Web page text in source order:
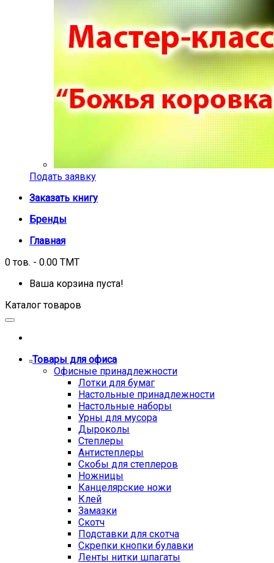
Подать заявку
Заказать книгу
Бренды
Главная
0 тов. - 0.00 TMT
Ваша корзина пуста!
Каталог товаров
Товары для офиса
Офисные принадлежности
Лотки для бумаг
Настольные принадлежности
Настольные наборы
Урны для мусора
Дыроколы
Степлеры
Антистеплеры
Скобы для степлеров
Ножницы
Канцелярские ножи
Клей
Замазки
Скотч
Подставки для скотча
Скрепки кнопки булавки
Ленты нитки шпагаты